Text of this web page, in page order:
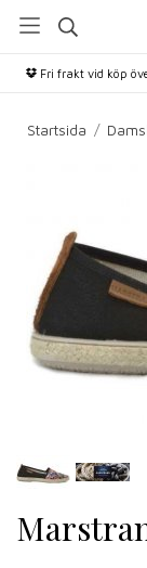
Fri frakt vid köp
Startsida /